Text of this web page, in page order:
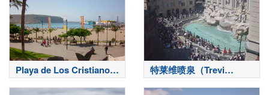
Playa de Los Cristianos-
特内里费岛
特莱维喷泉（Trevi
Fountain）-罗马